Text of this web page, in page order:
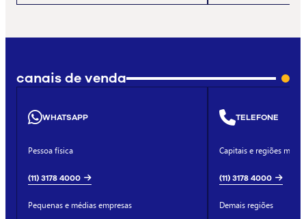
canais de venda
WHATSAPP
Pessoa física
(11) 3178 4000
Pequenas e médias empresas
TELEFONE
Capitais e regiões
(11) 3178 4000
Demais regiões